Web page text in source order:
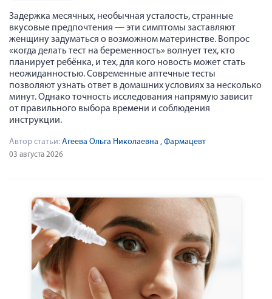
Задержка месячных, необычная усталость, странные
вкусовые предпочтения — эти симптомы заставляют
женщину задуматься о возможном материнстве. Вопрос
«когда делать тест на беременность» волнует тех, кто
планирует ребёнка, и тех, для кого новость может стать
неожиданностью. Современные аптечные тесты
позволяют узнать ответ в домашних условиях за несколько
минут. Однако точность исследования напрямую зависит
от правильного выбора времени и соблюдения
инструкции.
Автор статьи: Агеева Ольга Николаевна , Фармацевт
03 августа 2026